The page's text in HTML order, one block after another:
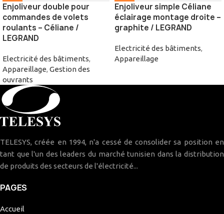
Enjoliveur double pour
commandes de volets
roulants – Céliane /
LEGRAND
Electricité des bâtiments,
Appareillage, Gestion des
ouvrants
Enjoliveur simple Céliane
éclairage montage droite –
graphite / LEGRAND
Electricité des bâtiments,
Appareillage
TELESYS, créée en 1994, n'a cessé de consolider sa position en
tant que l'un des leaders du marché tunisien dans la distribution
de produits des secteurs de l'électricité...
PAGES
Accueil